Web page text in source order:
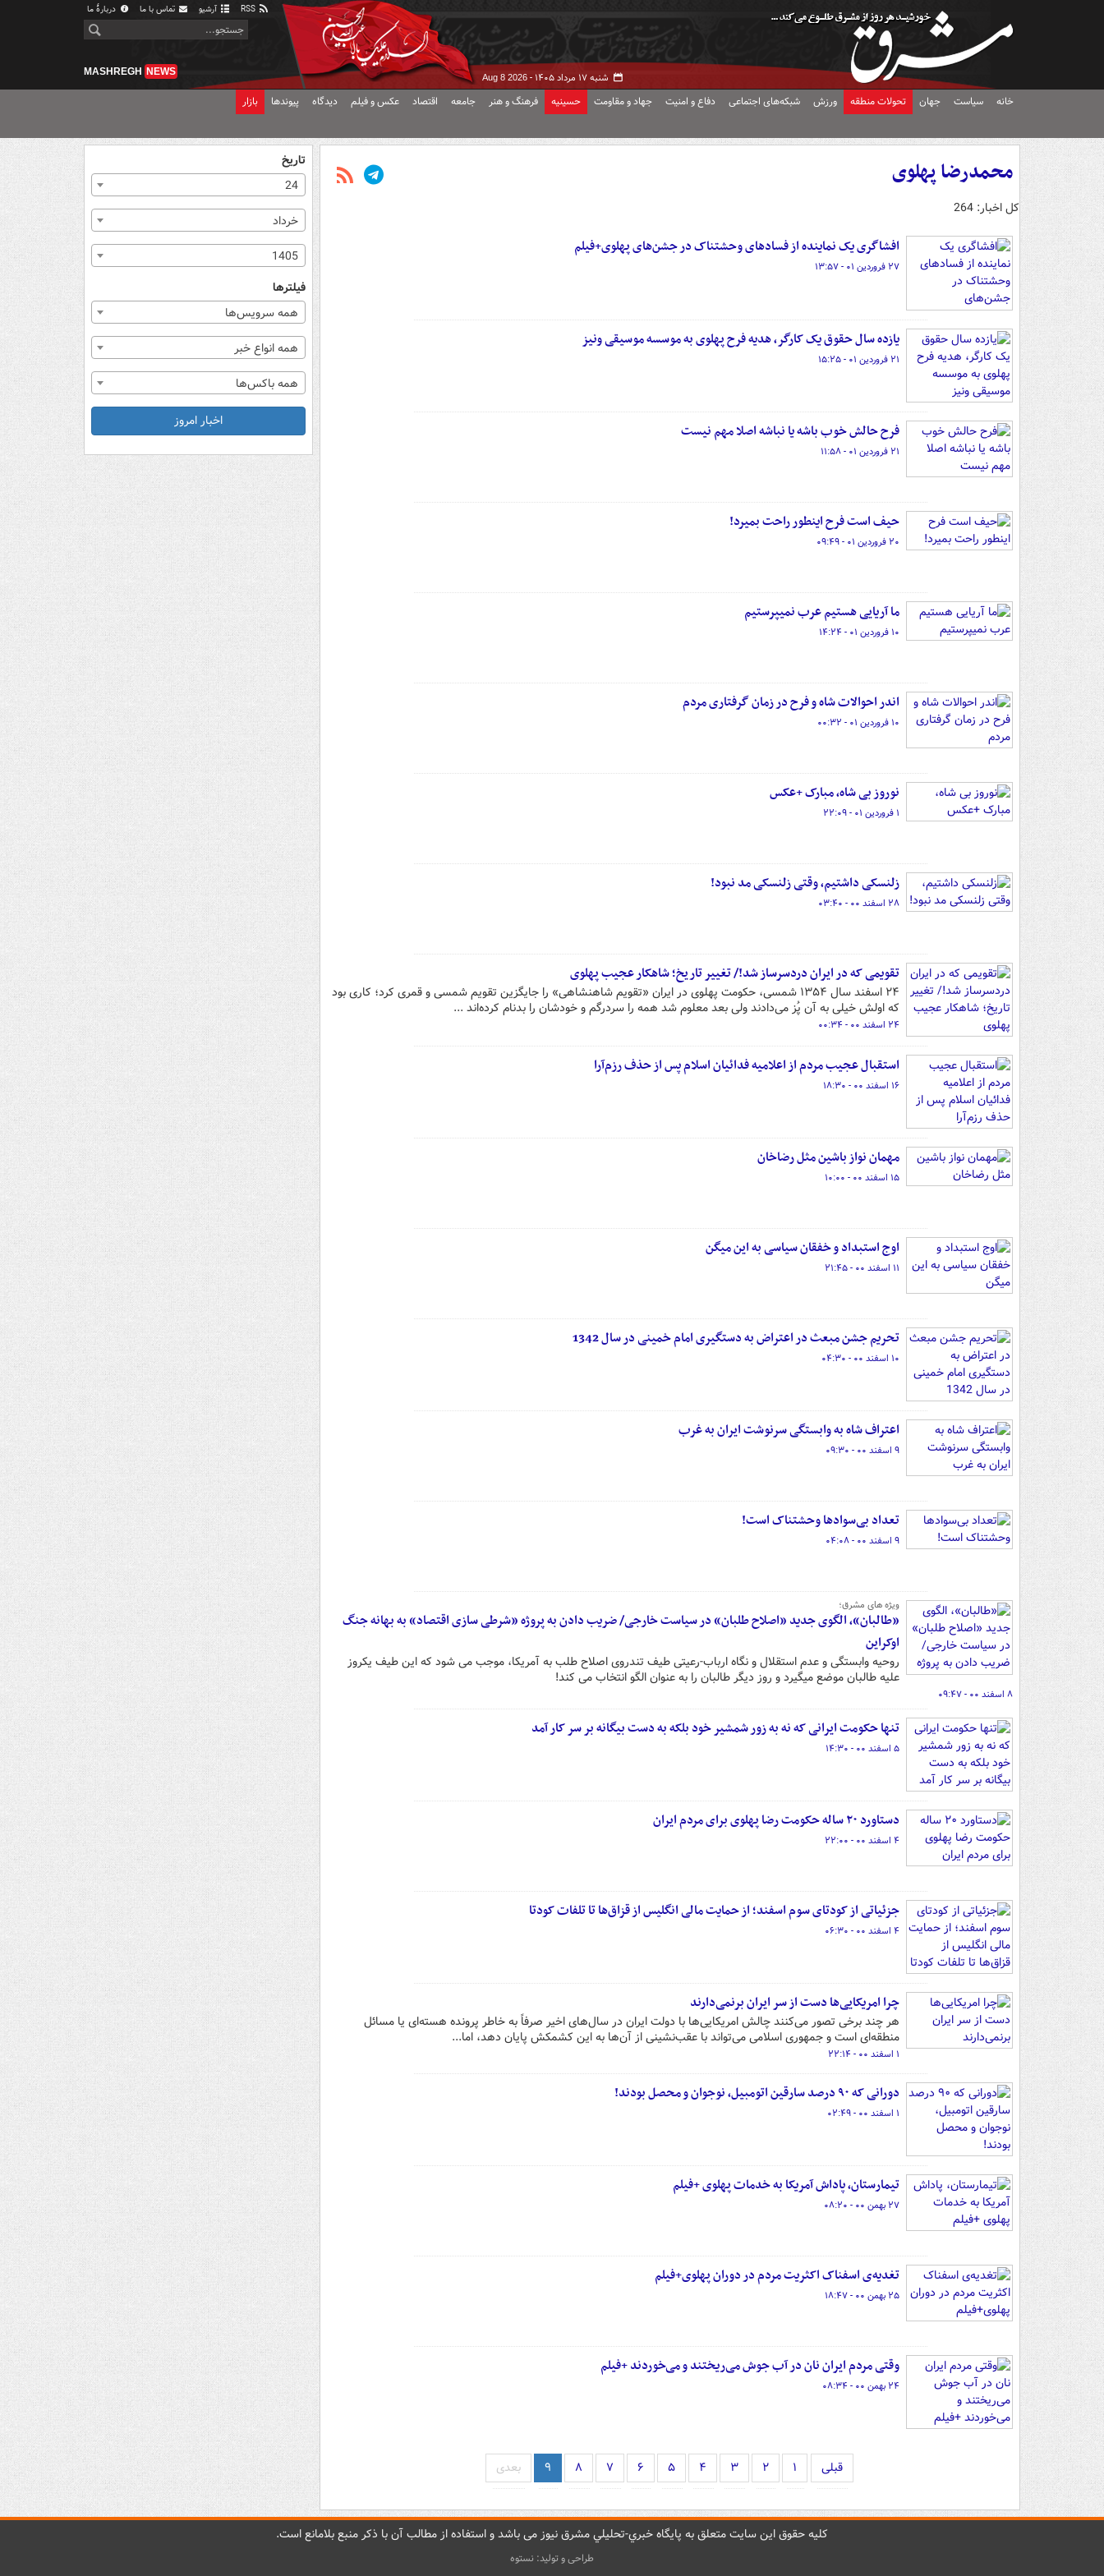
آرشیو تماس با ما دربارهٔ ما
شنبه ۱۷ مرداد ۱۴۰۵ - Aug 8 2026
MASHREGH NEWS
خانه سیاست جهان تحولات منطقه ورزش شبکه‌های اجتماعی دفاع و امنیت جهاد و مقاومت حسینیه فرهنگ و هنر جامعه اقتصاد عکس و فیلم دیدگاه پیوندها بازار
محمدرضا پهلوی
کل اخبار: 264
افشاگری یک نماینده از فسادهای وحشتناک در جشن‌های پهلوی+فیلم
۲۷ فروردین ۰۱ - ۱۳:۵۷
یازده سال حقوق یک کارگر، هدیه فرح پهلوی به موسسه موسیقی ونیز
۲۱ فروردین ۰۱ - ۱۵:۲۵
فرح حالش خوب باشه یا نباشه اصلا مهم نیست
۲۱ فروردین ۰۱ - ۱۱:۵۸
حیف است فرح اینطور راحت بمیرد!
۲۰ فروردین ۰۱ - ۰۹:۴۹
ما آریایی هستیم عرب نمیپرستیم
۱۰ فروردین ۰۱ - ۱۴:۲۴
اندر احوالات شاه و فرح در زمان گرفتاری مردم
۱۰ فروردین ۰۱ - ۰۰:۳۲
نوروز بی شاه، مبارک +عکس
۱ فروردین ۰۱ - ۲۲:۰۹
زلنسکی داشتیم، وقتی ‎زلنسکی مد نبود!
۲۸ اسفند ۰۰ - ۰۳:۴۰
تقویمی که در ایران دردسرساز شد!/ تغییر تاریخ؛ شاهکار عجیب پهلوی
۲۴ اسفند سال ۱۳۵۴ شمسی، حکومت پهلوی در ایران «تقویم شاهنشاهی» را جایگزین تقویم شمسی و قمری کرد؛ کاری بود
که اولش خیلی به آن پُز می‌دادند ولی بعد معلوم شد همه را سردرگم و خودشان را بدنام کرده‌اند ...
۲۴ اسفند ۰۰ - ۰۰:۳۴
استقبال عجیب مردم از اعلامیه فدائیان اسلام پس از حذف رزم‌آرا
۱۶ اسفند ۰۰ - ۱۸:۳۰
مهمان نواز باشین مثل رضاخان
۱۵ اسفند ۰۰ - ۱۰:۰۰
اوج استبداد و خفقان سیاسی به این میگن
۱۱ اسفند ۰۰ - ۲۱:۴۵
تحریم جشن مبعث در اعتراض به دستگیری امام خمینی در سال 1342
۱۰ اسفند ۰۰ - ۰۴:۳۰
اعتراف شاه به وابستگی سرنوشت ایران به غرب
۹ اسفند ۰۰ - ۰۹:۳۰
‏تعداد بی‌سوادها وحشتناک است!
۹ اسفند ۰۰ - ۰۴:۰۸
ویژه های مشرق؛
«طالبان»، الگوی جدید «اصلاح طلبان» در سیاست خارجی/ ضریب دادن به پروژه «شرطی سازی اقتصاد» به بهانه جنگ
اوکراین
روحیه وابستگی و عدم استقلال و نگاه ارباب-رعیتی طیف تندروی اصلاح طلب به آمریکا، موجب می شود که این طیف یکروز
علیه طالبان موضع میگیرد و روز دیگر طالبان را به عنوان الگو انتخاب می کند!
۸ اسفند ۰۰ - ۰۹:۴۷
تنها حکومت ایرانی که نه به زور شمشیر خود بلکه به دست بیگانه بر سر کار آمد
۵ اسفند ۰۰ - ۱۴:۳۰
دستاورد ۲۰ ساله حکومت رضا پهلوی برای مردم ایران
۴ اسفند ۰۰ - ۲۲:۰۰
جزئیاتی از کودتای سوم اسفند؛ از حمایت مالی انگلیس از قزاق‌ها تا تلفات کودتا
۴ اسفند ۰۰ - ۰۶:۳۰
چرا امریکایی‌ها دست از سر ایران برنمی‌دارند
هر چند برخی تصور می‌کنند چالش امریکایی‌ها با دولت ایران در سال‌های اخیر صرفاً به خاطر پرونده هسته‌ای یا مسائل
منطقه‌ای است و جمهوری اسلامی می‌تواند با عقب‌نشینی از آن‌ها به این کشمکش پایان دهد، اما...
۱ اسفند ۰۰ - ۲۲:۱۴
دورانی که ۹۰ درصد سارقین اتومبیل، نوجوان و محصل بودند!
۱ اسفند ۰۰ - ۰۲:۴۹
تیمارستان، پاداش آمریکا به خدمات پهلوی +فیلم
۲۷ بهمن ۰۰ - ۰۸:۲۰
تغدیه‌ی اسفناک اکثریت مردم در دوران پهلوی+فیلم
۲۵ بهمن ۰۰ - ۱۸:۴۷
وقتی مردم ایران نان در آب جوش می‌ریختند و می‌خوردند +فیلم
۲۴ بهمن ۰۰ - ۰۸:۳۴
قبلی ۱ ۲ ۳ ۴ ۵ ۶ ۷ ۸ ۹ بعدی
تاریخ
24
خرداد
1405
فیلترها
همه سرویس‌ها
همه انواع خبر
همه باکس‌ها
اخبار امروز
کليه حقوق اين سايت متعلق به پایگاه خبري-تحليلي مشرق نيوز می باشد و استفاده از مطالب آن با ذکر منبع بلامانع است.
طراحی و تولید: نستوه